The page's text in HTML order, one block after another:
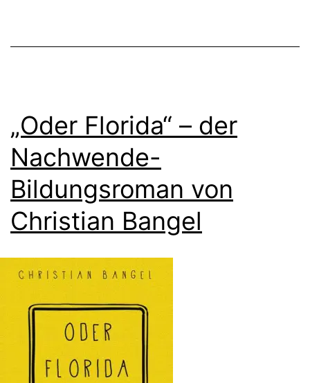
„Oder Florida“ – der
Nachwende-
Bildungsroman von
Christian Bangel